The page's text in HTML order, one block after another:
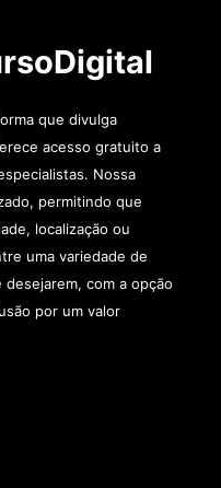
que divulga
acesso gratuito a
Nossa
permitindo que
localização ou
uma variedade de
com a opção
por um valor